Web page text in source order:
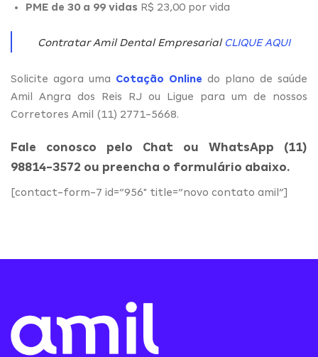
PME de 30 a 99 vidas R$ 23,00 por vida
Contratar Amil Dental EmpresarialCLIQUE AQUI
Solicite agora uma Cotação Online do plano de saúde
Amil Angra dos Reis RJ ou Ligue para um de nossos
Corretores Amil (11) 2771-5668.
Fale conosco pelo Chat ou WhatsApp (11)
98814-3572 ou preencha o formulário abaixo.
[contact-form-7 id=”956″ title=”novo contato amil”]